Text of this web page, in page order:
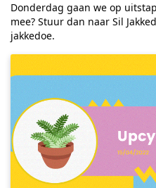
Donderdag gaan we op
mee? Stuur dan naar Sil
jakkedoe.